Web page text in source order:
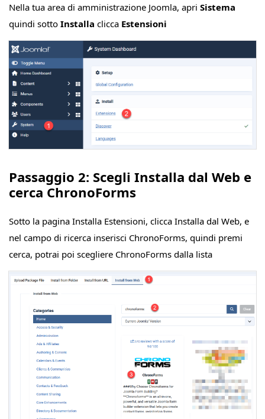
Nella tua area di amministrazione Joomla, apri Sistema
quindi sotto Installa clicca Estensioni
Passaggio 2: Scegli Installa dal Web e
cerca ChronoForms
Sotto la pagina Installa Estensioni, clicca Installa dal Web, e
nel campo di ricerca inserisci ChronoForms, quindi premi
cerca, potrai poi scegliere ChronoForms dalla lista